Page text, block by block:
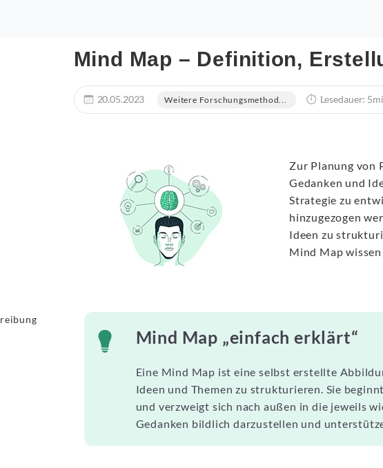
Mind Map – Definition,
20.05.2023 Weitere Forschungsmethod... Lesedauer:
Zur Planung von
Gedanken und
Strategie zu
hinzugezogen
Ideen zu
Mind Map
Mind Map „einfach erklärt“
Eine Mind Map ist eine selbst erstellte
Ideen und Themen zu strukturieren. Sie
und verzweigt sich nach außen in die jeweils
Gedanken bildlich darzustellen und